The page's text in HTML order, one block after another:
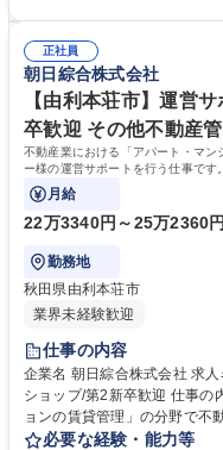
仲介/アパマンショップ店長候
創業当初から、街づくり貢献
地域のスポーツチームのスポ
いた企業として、これからも地域
学歴：大学院 大学 高専 短大
士 第一種運転免許普通自動車
正社員
朝日綜合株式会社
【由利本荘市】運営
卒歓迎 その他不動産
不動産業における「アパート・マ
ー様の運営サポートを行う仕事です。
月給
22万3340円～25万2360円
勤務地
秋田県由利本荘市
業界未経験歓迎
仕事の内容
企業名 朝日綜合株式会社 求人名 【由利本荘市】運営サポート/★アパマン
ショップ/第2新卒歓迎 仕事の内容 不動産業における「アパート・マンシ
ョンの賃貸管理」の分野で不
行う仕事です。 ・物件を巡回調査し所定の書式報告書を作成 ・ご入居者
必要な経験・能力等